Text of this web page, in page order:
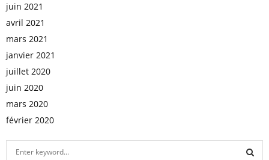
juin 2021
avril 2021
mars 2021
janvier 2021
juillet 2020
juin 2020
mars 2020
février 2020